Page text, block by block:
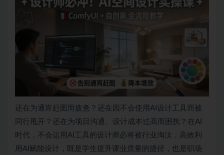
还在为通宵赶图而疲惫？还在因不会使用AI设计工具而被
同行甩开？还在为项目沟通、设计成本过高而困扰？在AI
时代，不会运用AI工具的设计师必将被行业淘汰，高效利
用AI赋能设计，既是学生提升课业质量的捷径，也是职场